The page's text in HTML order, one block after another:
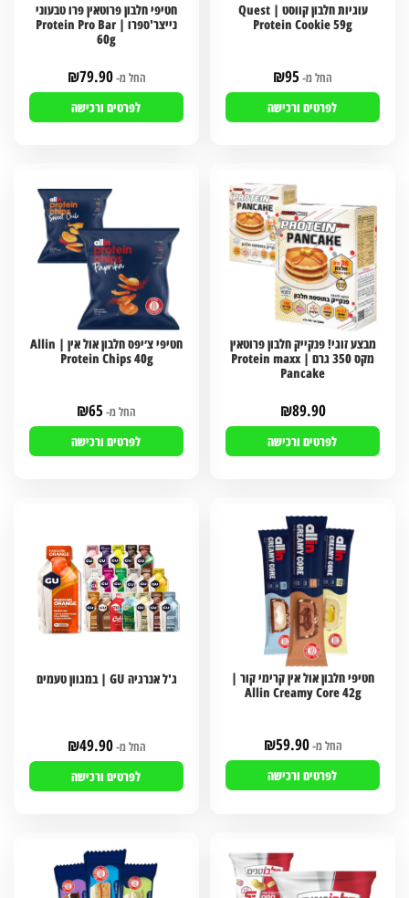
עוגיות חלבון קווסט | Quest
Protein Cookie 59g
החל מ- ₪95
לפרטים ורכישה
חטיפי חלבון פרוטאין פרו טבעוני
נייצר'ספרו | Protein Pro Bar
60g
החל מ- ₪79.90
לפרטים ורכישה
מבצע זוגי! פנקייק חלבון פרוטאין
מקס 350 גרם | Protein maxx
Pancake
₪89.90
לפרטים ורכישה
חטיפי צ׳יפס חלבון אול אין | Allin
Protein Chips 40g
החל מ- ₪65
לפרטים ורכישה
חטיפי חלבון אול אין קרימי קור |
Allin Creamy Core 42g
החל מ- ₪59.90
לפרטים ורכישה
ג'ל אנרגיה GU | במגוון טעמים
החל מ- ₪49.90
לפרטים ורכישה